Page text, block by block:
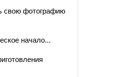
свою фотографию
начало...